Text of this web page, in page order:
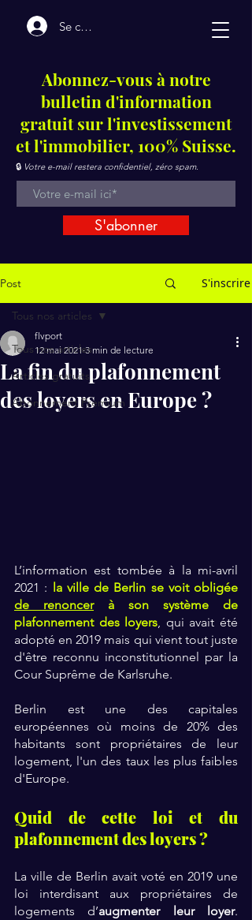
Se connecter
Post S'inscrire
Tous nos articles
Articles gratuits
Abonnement Premium
Tous nos articles
La fin du plafonnement
des loyers en Europe ?
flvport
12 mai 2021 3 min de lecture
L’information est tombée à la mi-avril
2021 :
de renoncer à son système de
plafonnement des loyers, qui avait été
adopté en 2019 mais qui vient tout juste
d'être reconnu inconstitutionnel par la
Cour Suprême de Karlsruhe.
Berlin est une des capitales
européennes où moins de 20% des
habitants sont propriétaires de leur
logement, l'un des taux les plus faibles
d'Europe.
Quid de cette loi et du
plafonnement des loyers ?
La ville de Berlin avait voté en 2019 une
loi interdisant aux propriétaires de
logements d’augmenter leur loyer.
Abonnez-vous à notre
bulletin d'information
gratuit sur l'investissement
et l'immobilier, 100% Suisse.
🔒 Votre e-mail restera confidentiel, zéro spam.
S'abonner